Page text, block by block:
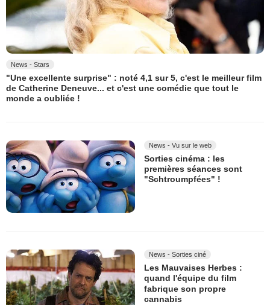
News - Stars
"Une excellente surprise" : noté 4,1 sur 5, c'est le meilleur film
de Catherine Deneuve... et c'est une comédie que tout le
monde a oubliée !
News - Vu sur le web
Sorties cinéma : les
premières séances sont
"Schtroumpfées" !
News - Sorties ciné
Les Mauvaises Herbes :
quand l'équipe du film
fabrique son propre
cannabis